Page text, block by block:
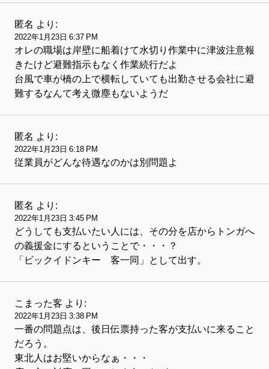
匿名 より:
2022年1月23日 6:37 PM
オレの職場は岸壁に船着けて水切り作業中に津波注意報
きたけど避難指示もなく作業続行だよ
台風で車が橋の上で横転していても出勤させる会社に避
難するなんて考え微塵もないようだ
匿名 より:
2022年1月23日 6:18 PM
従業員がどんな待遇なのかは別問題よ
匿名 より:
2022年1月23日 3:45 PM
どうしても支払いたい人には、その分を店からトンガへ
の義援金にするということで・・・？
「ビックイドンキー 客一同」として出す。
こまった客 より:
2022年1月23日 3:38 PM
一番の問題点は、後日伝票持った客が支払いに来ること
だろう。
東北人はお堅いからなぁ・・・